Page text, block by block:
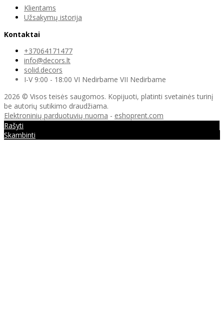
Klientams
Užsakymų istorija
Kontaktai
+37064171477
info@decors.lt
solid.decors
I-V 9:00 - 18:00 VI Nedirbame VII Nedirbame
2026 © Visos teisės saugomos. Kopijuoti, platinti svetainės turinį
be autorių sutikimo draudžiama.
Elektroninių parduotuvių nuoma - eshoprent.com
Rašyti
Skambinti